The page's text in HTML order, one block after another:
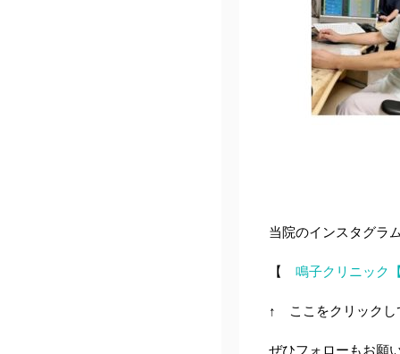
当院のインスタグラ
【 鳴子クリニック
↑ ここをクリックし
ぜひフォローもお願